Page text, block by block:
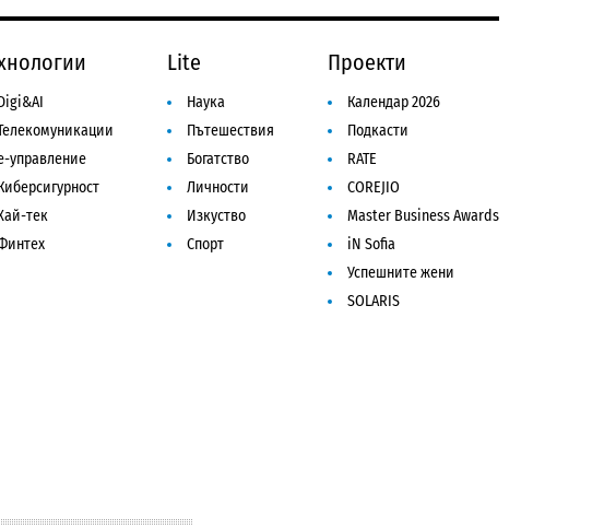
управление
тек
Lite
Наука
Пътешествия
Богатство
Личности
Изкуство
Спорт
Проекти
Календар 2026
Подкасти
RATE
COREJIO
Master Business Awards
iN Sofia
Успешните жени
SOLARIS